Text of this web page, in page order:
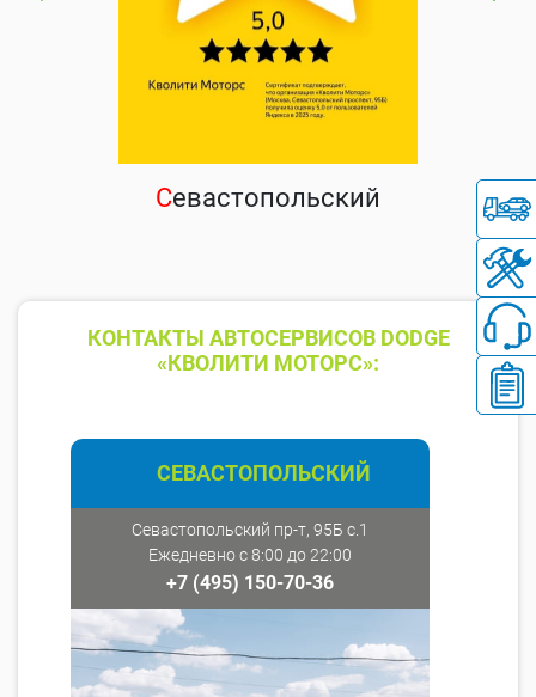
Севастопольский
КОНТАКТЫ АВТОСЕРВИСОВ DODGE
«КВОЛИТИ МОТОРС»:
СЕВАСТОПОЛЬСКИЙ
Севастопольский пр-т, 95Б с.1
Ежедневно с 8:00 до 22:00
+7 (495) 150-70-36